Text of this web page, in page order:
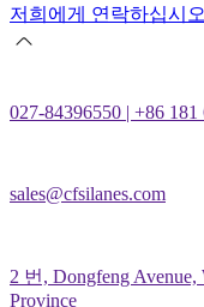
저희에게 연락하십시오
027-84396550 | +86 181
sales@cfsilanes.com
2 번, Dongfeng
Province